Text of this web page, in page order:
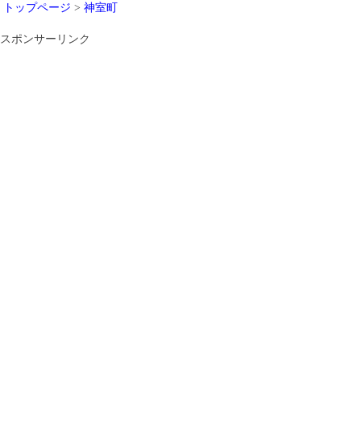
トップページ > 神室町
スポンサーリンク